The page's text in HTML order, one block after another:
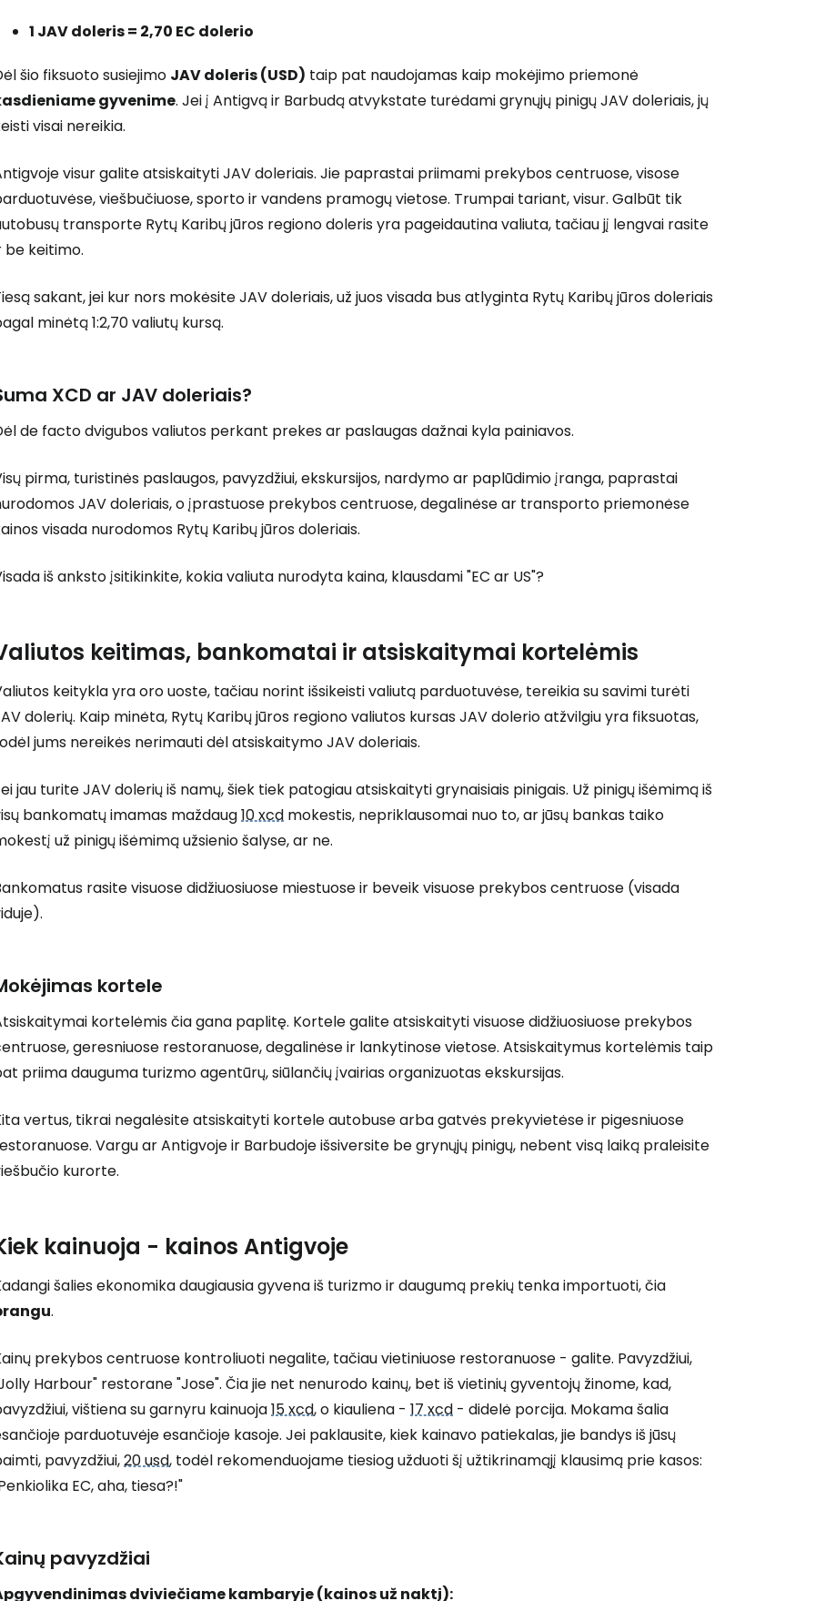
1 JAV doleris = 2,70 EC dolerio
šio fiksuoto susiejimo JAV doleris (USD) taip pat naudojamas kaip mokėjimo priemonė
gyvenime. Jei į Antigvą ir Barbudą atvykstate turėdami grynųjų pinigų JAV doleriais, jų
visai nereikia.
visur galite atsiskaityti JAV doleriais. Jie paprastai priimami prekybos centruose, visose
viešbučiuose, sporto ir vandens pramogų vietose. Trumpai tariant, visur. Galbūt tik
transporte Rytų Karibų jūros regiono doleris yra pageidautina valiuta, tačiau jį lengvai rasite
be keitimo.
sakant, jei kur nors mokėsite JAV doleriais, už juos visada bus atlyginta Rytų Karibų jūros doleriais
minėtą 1:2,70 valiutų kursą.
XCD ar JAV doleriais?
de facto dvigubos valiutos perkant prekes ar paslaugas dažnai kyla painiavos.
pirma, turistinės paslaugos, pavyzdžiui, ekskursijos, nardymo ar paplūdimio įranga, paprastai
JAV doleriais, o įprastuose prekybos centruose, degalinėse ar transporto priemonėse
visada nurodomos Rytų Karibų jūros doleriais.
iš anksto įsitikinkite, kokia valiuta nurodyta kaina, klausdami "EC ar US"?
keitimas, bankomatai ir atsiskaitymai kortelėmis
keitykla yra oro uoste, tačiau norint išsikeisti valiutą parduotuvėse, tereikia su savimi turėti
dolerių. Kaip minėta, Rytų Karibų jūros regiono valiutos kursas JAV dolerio atžvilgiu yra fiksuotas,
jums nereikės nerimauti dėl atsiskaitymo JAV doleriais.
jau turite JAV dolerių iš namų, šiek tiek patogiau atsiskaityti grynaisiais pinigais. Už pinigų išėmimą iš
bankomatų imamas maždaug10 xcd mokestis, nepriklausomai nuo to, ar jūsų bankas taiko
už pinigų išėmimą užsienio šalyse, ar ne.
rasite visuose didžiuosiuose miestuose ir beveik visuose prekybos centruose (visada
kortele
kortelėmis čia gana paplitę. Kortele galite atsiskaityti visuose didžiuosiuose prekybos
geresniuose restoranuose, degalinėse ir lankytinose vietose. Atsiskaitymus kortelėmis taip
priima dauguma turizmo agentūrų, siūlančių įvairias organizuotas ekskursijas.
vertus, tikrai negalėsite atsiskaityti kortele autobuse arba gatvės prekyvietėse ir pigesniuose
Vargu ar Antigvoje ir Barbudoje išsiversite be grynųjų pinigų, nebent visą laiką praleisite
kurorte.
kainuoja - kainos Antigvoje
šalies ekonomika daugiausia gyvena iš turizmo ir daugumą prekių tenka importuoti, čia
.
prekybos centruose kontroliuoti negalite, tačiau vietiniuose restoranuose - galite. Pavyzdžiui,
Harbour" restorane "Jose". Čia jie net nenurodo kainų, bet iš vietinių gyventojų žinome, kad,
vištiena su garnyru kainuoja15 xcd, o kiauliena - 17 xcd - didelė porcija. Mokama šalia
parduotuvėje esančioje kasoje. Jei paklausite, kiek kainavo patiekalas, jie bandys iš jūsų
pavyzdžiui,20 usd, todėl rekomenduojame tiesiog užduoti šį užtikrinamąjį klausimą prie kasos:
EC, aha, tiesa?!"
pavyzdžiai
dviviečiame kambaryje (kainos už naktį):
Prisijunkite prie Cestee
... pasaulinė kelionių bendruomenė
Tęsti su Google
Tęsti su Facebook
Tęsti el. paštu